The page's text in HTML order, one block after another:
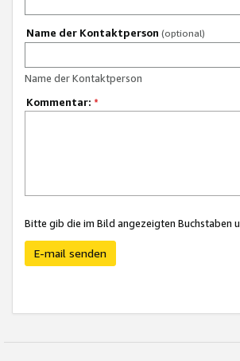
Name der Kontaktperson (optional)
Name der Kontaktperson
Kommentar: *
Bitte gib die im Bild angezeigten Buchstaben
E-mail senden